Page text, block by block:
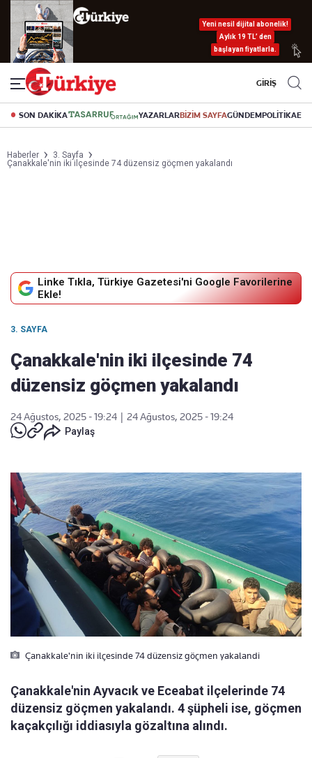
Yeni nesil dijital abonelik!
Aylık 19 TL’ den
başlayan fiyatlarla.
GİRİŞ
SON DAKİKA YAZARLARBİZİM SAYFAGÜNDEMPOLİTİKA
Haberler
3. Sayfa
Çanakkale'nin iki ilçesinde 74 düzensiz göçmen yakalandı
Linke Tıkla, Türkiye Gazetesi'ni Google Favorilerine
Ekle!
3. SAYFA
Çanakkale'nin iki ilçesinde 74
düzensiz göçmen yakalandı
24 Ağustos, 2025 - 19:24
24 Ağustos, 2025 - 19:24
Paylaş
Çanakkale'nin iki ilçesinde 74 düzensiz göçmen yakalandi
Çanakkale'nin Ayvacık ve Eceabat ilçelerinde 74
düzensiz göçmen yakalandı. 4 şüpheli ise, göçmen
kaçakçılığı iddiasıyla gözaltına alındı.